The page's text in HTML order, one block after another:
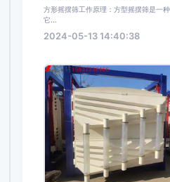
方形摇摆筛工作原理：方型摇摆筛是一
它...
2024-05-13 14:40:38